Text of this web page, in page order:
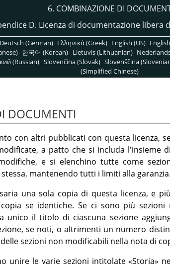
6. COMBINAZIONE DI
D. Licenza di documentazione libera
Deutsch (German) Ελληνικά (Greek) English (US)
한국어 (Korean) Lietuvis (Lithuanian)
(Russian) Slovenčina (Slovak) Slovenščina
(Simplified Chinese)
DOCUMENTI
con altri pubblicati con questa licenza,
a patto che si includa l'insieme
e si elenchino tutte come
mantenendo tutti i limiti alla garanzia.
una sola copia di questa licenza, e
se identiche. Se ci sono più
unico il titolo di ciascuna sezione
se noti, o altrimenti un numero
sezioni non modificabili nella nota di
unire le varie sezioni intitolate«Storia»